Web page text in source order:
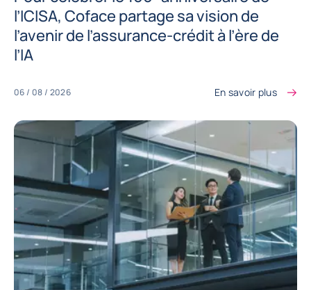
l’ICISA, Coface partage sa vision de
l’avenir de l’assurance-crédit à l’ère de
l’IA
06 / 08 / 2026 En savoir plus